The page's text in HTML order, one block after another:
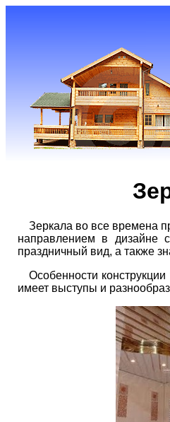
Зеркала во все времена
направлением в дизайне
праздничный вид, а также
Особенности
имеет выступы и